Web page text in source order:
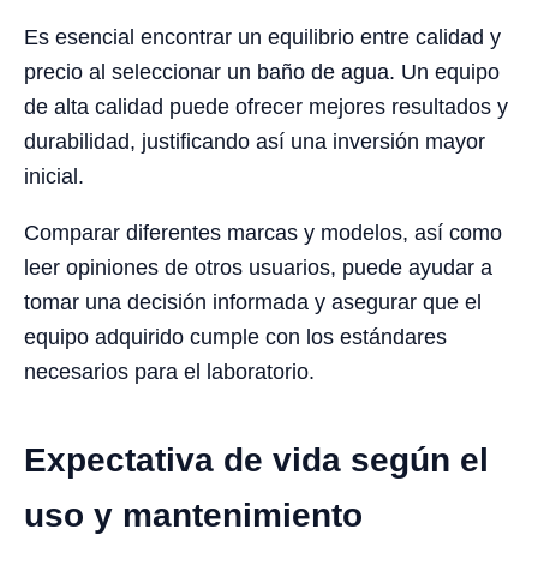
Es esencial encontrar un equilibrio entre calidad y
precio al seleccionar un baño de agua. Un equipo
de alta calidad puede ofrecer mejores resultados y
durabilidad, justificando así una inversión mayor
inicial.
Comparar diferentes marcas y modelos, así como
leer opiniones de otros usuarios, puede ayudar a
tomar una decisión informada y asegurar que el
equipo adquirido cumple con los estándares
necesarios para el laboratorio.
Expectativa de vida según el
uso y mantenimiento